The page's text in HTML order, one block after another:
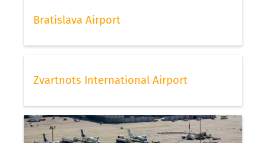
Bratislava Airport
Zvartnots International Airport